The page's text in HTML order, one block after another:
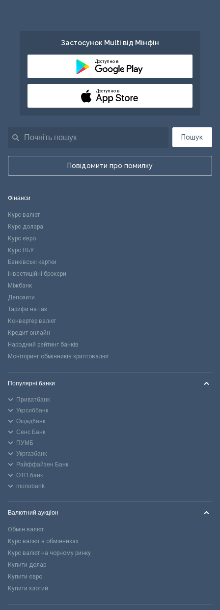
Пошук
Повідомити про помилку
Застосунок Multi від Мінфін
Доступно в
Доступно в
Фінанси
Курс валют
Курс долара
Курс євро
Курс НБУ
Банківські картки
Інвестиційні брокери
Міжбанк
Депозити
Тарифи на газ
Конвертер валют
Кредит онлайн
Народний рейтинг банків
Моніторинг обмінників криптовалют
Популярні банки
Приватбанк
Укрсиббанк
Ощадбанк
Сенс Банк
ПУМБ
Укргазбанк
Райффайзен Банк
ОТП банк
monobank
Валютний аукціон
Обмін валют
Курс валют в обмінниках
Курс валют на чорному ринку
Купити долар
Купити євро
Купити злотий